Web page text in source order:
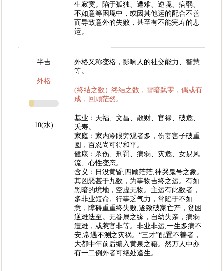
生寂寞。陷于孤独、遭难、逆境、病弱、
不如意等困境中，或因其他运的配合不善
而导致意外的失败，甚至有不能完寿的悲
运。
半吉
外格
10(水)
外格又称变格，影响人的社交能力、智慧
等。
(终结之数）终结之数，雪暗飘零，偶或有
成，回顾茫然。
基业：天福、文昌、散财、官禄、破危、
夭寿。
家庭：家内冷眼旁观者多，伤妻害子破重
圆，百忍尚可得和平。
健康：杀伤、刑罚、病弱、灾危、女易风
流、心性变态。
含义：日没黄昏,四顾茫茫,神哭鬼号之象。
其凶恶甚于九数，为事物吉终之运。有如
黑暗的境地，空虚无物。主运有此数者，
多非业短命。行事乏气力，常陷于不如
意，障碍重重终失败,遂致破家亡产，贫困
逆难迭至。无眷属之缘，自幼失亲，病弱
遭难，或惹官非等。非业非运,一生多病不
安,常遇不测之灾祸。“三才”配置不善者，
大都中年前后编入黄泉之籍。然万人中亦
有一二例外者可绝处逢生。